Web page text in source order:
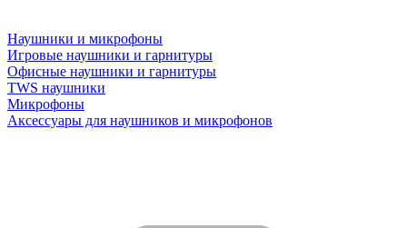
Наушники и микрофоны
Игровые наушники и гарнитуры
Офисные наушники и гарнитуры
TWS наушники
Микрофоны
Аксессуары для наушников и микрофонов